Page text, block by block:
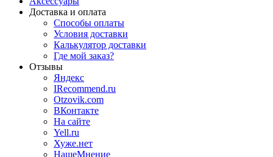
Доставка и оплата
Способы оплаты
Условия доставки
Калькулятор доставки
Где мой заказ?
Отзывы
Яндекс
IRecommend.ru
Otzovik.com
ВКонтакте
На сайте
Yell.ru
Хуже.нет
НашеМнение